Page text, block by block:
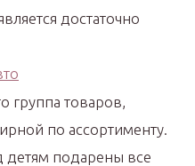
достаточно
группа товаров,
по ассортименту.
подарены все